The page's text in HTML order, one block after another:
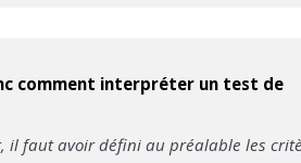
comment interpréter un test de
il faut avoir défini au préalable les